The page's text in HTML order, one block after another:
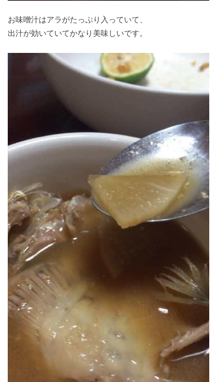
お味噌汁はアラがたっぷり入っていて、
出汁が効いていてかなり美味しいです。